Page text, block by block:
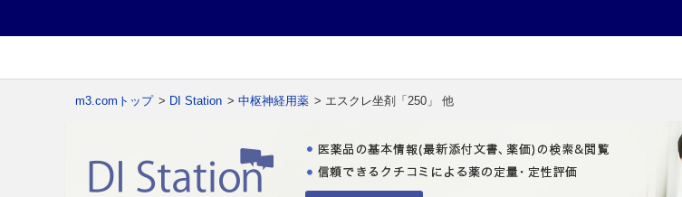
m3.comトップ > DI Station > 中枢神経用薬 > エスクレ坐剤「250」 他